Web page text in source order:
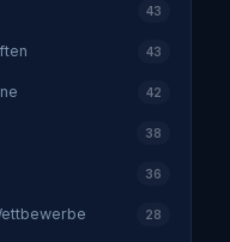
43
43
42
38
36
28